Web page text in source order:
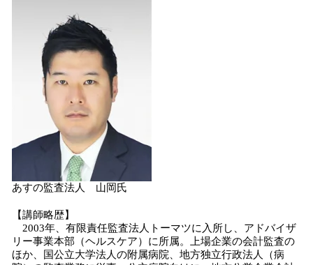
あすの監査法人 山岡氏
【講師略歴】
2003年、有限責任監査法人トーマツに入所し、アドバイザ
リー事業本部（ヘルスケア）に所属。上場企業の会計監査の
ほか、国公立大学法人の附属病院、地方独立行政法人（病